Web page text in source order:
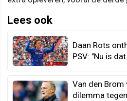
Lees ook
Daan Rots
PSV: "Nu is
Van den
dilemma